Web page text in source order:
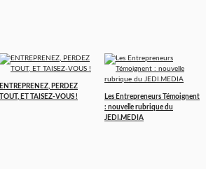
ENTREPRENEZ, PERDEZ
TOUT, ET TAISEZ-VOUS !
Les Entrepreneurs Témoignent
: nouvelle rubrique du
JEDI.MEDIA